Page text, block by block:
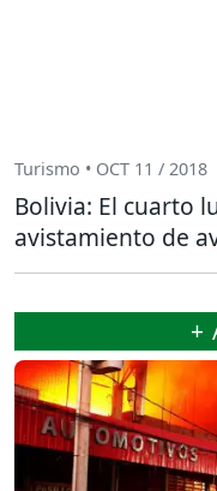
Turismo • OCT 11 / 2018
Bolivia: El cuarto
avistamiento de
+